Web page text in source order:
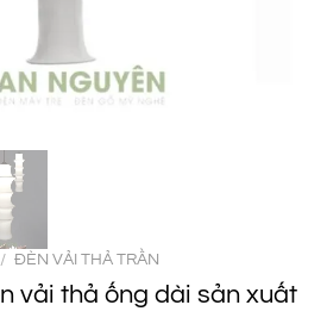
/ ĐÈN VẢI THẢ TRẦN
vải thả ống dài sản xuất